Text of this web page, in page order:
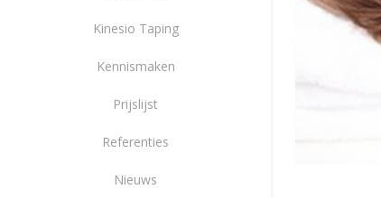
Kinesio Taping
Kennismaken
Prijslijst
Referenties
Nieuws